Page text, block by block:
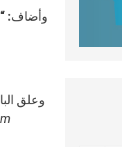
وأضاف:
وعلق